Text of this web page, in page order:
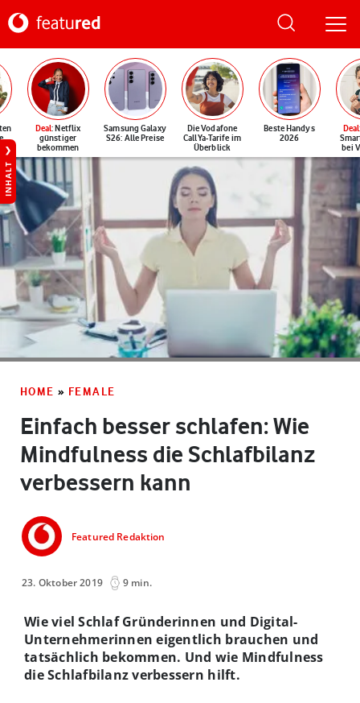
Deal: Netflix
günstiger
bekommen
Samsung Galaxy
S26: Alle Preise
Die Vodafone
CallYa-Tarife im
Überblick
Beste Handys
2026
Deal
bei
INHALT
HOME » FEMALE
Einfach besser schlafen: Wie
Mindfulness die Schlafbilanz
verbessern kann
Featured Redaktion
23. Oktober 2019 9 min.
Wie viel Schlaf Gründerinnen und Digital-
Unternehmerinnen eigentlich brauchen und
tatsächlich bekommen. Und wie Mindfulness
die Schlafbilanz verbessern hilft.